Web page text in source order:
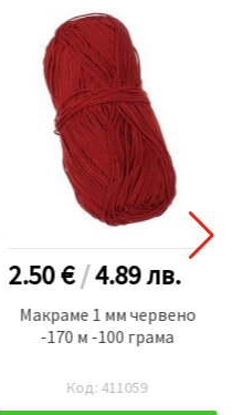
2.50 €/4.89лв.
Макраме 1 мм червено
-170 м -100 грама
Код: 411059